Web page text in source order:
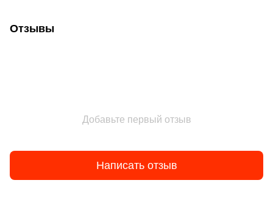
Отзывы
Добавьте первый отзыв
Написать отзыв